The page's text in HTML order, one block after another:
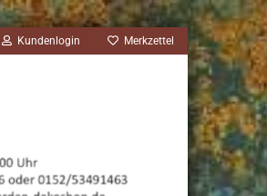
Kundenlogin Merkzettel